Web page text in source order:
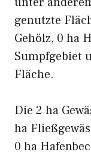
genutzte
Gehölz, 0 ha
Sumpfgebiet
Fläche.
Die 2 ha
ha
0 ha